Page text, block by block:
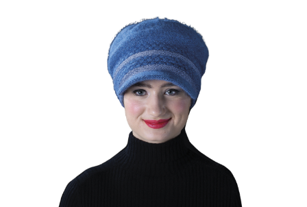
produit
a
plusieurs
variations.
Les
options
peuvent
être